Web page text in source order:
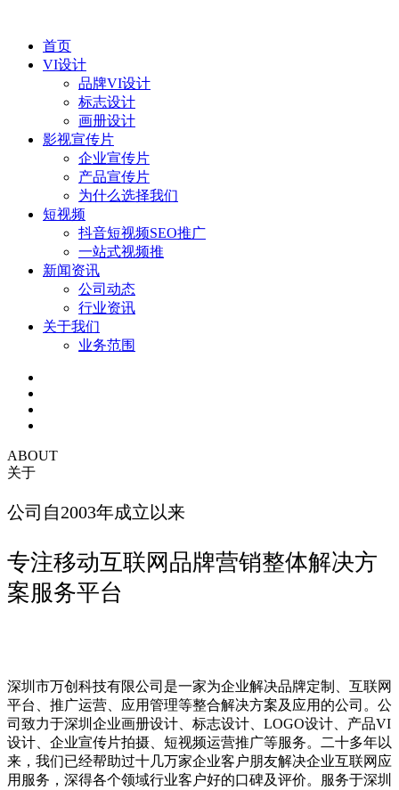
首页
VI设计
品牌VI设计
标志设计
画册设计
影视宣传片
企业宣传片
产品宣传片
为什么选择我们
短视频
抖音短视频SEO推广
一站式视频推
新闻资讯
公司动态
行业资讯
关于我们
业务范围
ABOUT
关于
公司自2003年成立以来
专注移动互联网品牌营销整体解决方
案服务平台
深圳市万创科技有限公司是一家为企业解决品牌定制、互联网
平台、推广运营、应用管理等整合解决方案及应用的公司。公
司致力于深圳企业画册设计、标志设计、LOGO设计、产品VI
设计、企业宣传片拍摄、短视频运营推广等服务。二十多年以
来，我们已经帮助过十几万家企业客户朋友解决企业互联网应
用服务，深得各个领域行业客户好的口碑及评价。服务于深圳